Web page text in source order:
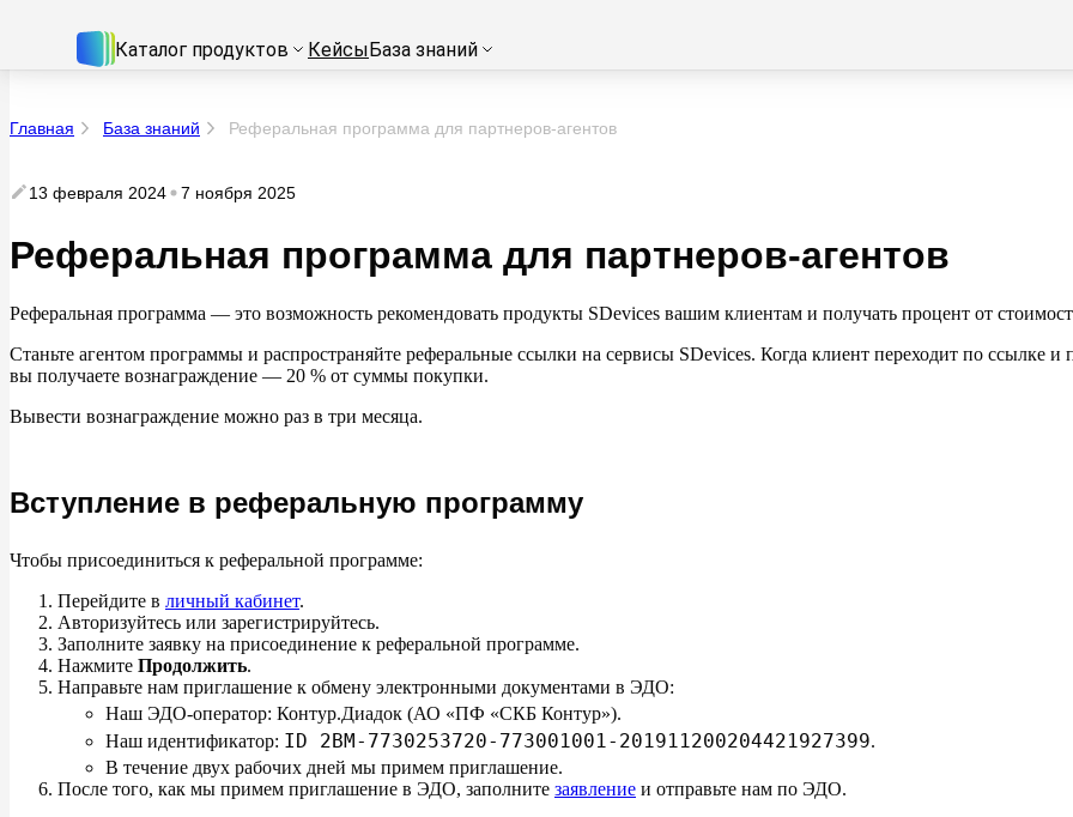
Каталог продуктов КейсыБаза знаний
Главная База знаний Реферальная программа для партнеров-агентов
13 февраля 2024 7 ноября 2025
Реферальная программа для партнеров-агентов
Реферальная программа — это возможность рекомендовать продукты SDevices вашим клиентам и получать процент от
Станьте агентом программы и распространяйте реферальные ссылки на сервисы SDevices. Когда клиент переходит по ссылке и
вы получаете вознаграждение — 20 % от суммы покупки.
Вывести вознаграждение можно раз в три месяца.
Вступление в реферальную программу
Чтобы присоединиться к реферальной программе:
Перейдите в личный кабинет.
Авторизуйтесь или зарегистрируйтесь.
Заполните заявку на присоединение к реферальной программе.
Нажмите Продолжить.
Направьте нам приглашение к обмену электронными документами в ЭДО:
Наш ЭДО-оператор: Контур.Диадок (АО «ПФ «СКБ Контур»).
Наш идентификатор: ID 2BM-7730253720-773001001-201911200204421927399.
В течение двух рабочих дней мы примем приглашение.
После того, как мы примем приглашение в ЭДО, заполните заявление и отправьте нам по ЭДО.